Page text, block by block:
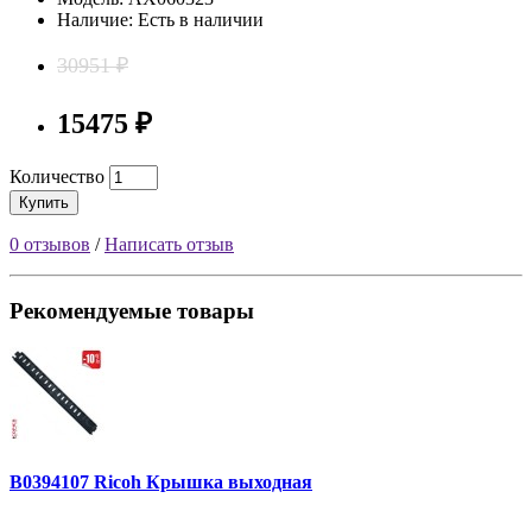
Наличие: Есть в наличии
30951 ₽
15475 ₽
Количество
Купить
0 отзывов /Написать отзыв
Рекомендуемые товары
B0394107 Ricoh Крышка выходная